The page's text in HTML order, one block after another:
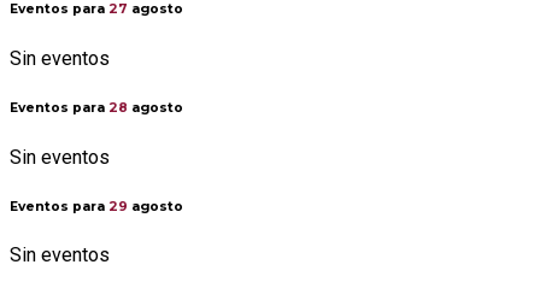
Eventos para 27 agosto
Sin eventos
Eventos para 28 agosto
Sin eventos
Eventos para 29 agosto
Sin eventos